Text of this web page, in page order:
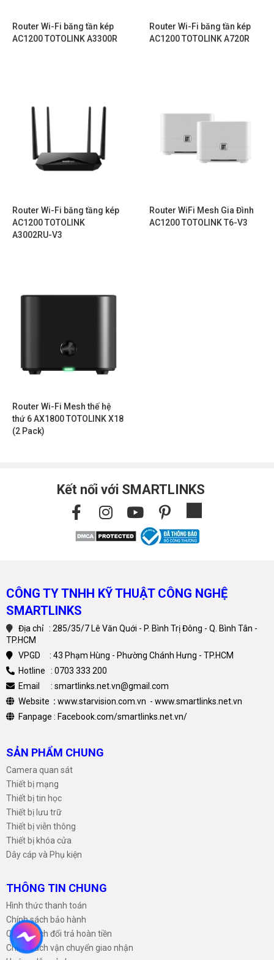
Router Wi-Fi băng tần kép
AC1200 TOTOLINK A3300R
Router Wi-Fi băng tần kép
AC1200 TOTOLINK A720R
Router Wi-Fi băng tầng kép
AC1200 TOTOLINK
A3002RU-V3
Router WiFi Mesh Gia Đình
AC1200 TOTOLINK T6-V3
Router Wi-Fi Mesh thế hệ
thứ 6 AX1800 TOTOLINK X18
(2 Pack)
Kết nối với SMARTLINKS
CÔNG TY TNHH KỸ THUẬT CÔNG NGHỆ
SMARTLINKS
Địa chỉ : 285/35/7 Lê Văn Quới - P. Bình Trị Đông - Q. Bình Tân -
TP.HCM
VPGD : 43 Phạm Hùng - Phường Chánh Hưng - TP.HCM
Hotline : 0703 333 200
Email : smartlinks.net.vn@gmail.com
Website : www.starvision.com.vn - www.smartlinks.net.vn
Fanpage : Facebook.com/smartlinks.net.vn/
SẢN PHẨM CHUNG
Camera quan sát
Thiết bị mạng
Thiết bị tin học
Thiết bị lưu trữ
Thiết bị viễn thông
Thiết bị khóa cửa
Dây cáp và Phụ kiện
THÔNG TIN CHUNG
Hình thức thanh toán
Chính sách bảo hành
Chính sách đổi trả hoàn tiền
Chính sách vận chuyển giao nhận